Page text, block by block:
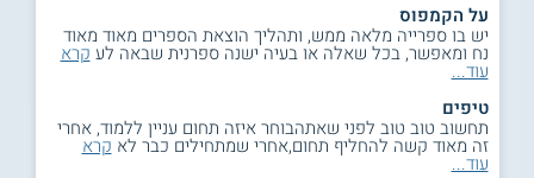
על הקמפוס
יש בו ספרייה מלאה ממש, ותהליך הוצאת הספרים מאוד מאוד
נח ומאפשר, בכל שאלה או בעיה ישנה ספרנית שבאה לע קרא
עוד...
טיפים
תחשוב טוב טוב לפני שאתהבוחר איזה תחום עניין ללמוד, אחרי
זה מאוד קשה להחליף תחום,אחרי שמתחילים כבר לא קרא
עוד...